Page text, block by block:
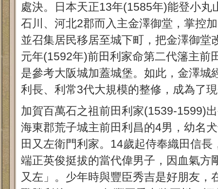
處決。日本天正13年(1585年)能登小丸
石川、河北2郡而入主金澤御堂，掌控
並召集居民移居至城下町，把金澤御堂
元年(1592年)前田利家命第二代籓主前
是參考大阪城加蓋城堡。如此，金澤城
利長、利常3代大規模的整修，成為了
加賀百萬石之祖前田利家(1539-1599)
海東郡荒子城主前田利昌的4男，幼名
田又左衛門利家。14歲起侍奉織田信
端正英俊挺拔的當代偉男子，因血氣方
又左」。少年時與豐臣秀吉是好朋友，